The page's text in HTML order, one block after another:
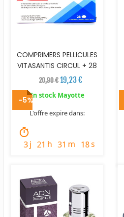
COMPRIMERS PELLICULES
VITASANTIS CIRCUL + 28
20,90 €19,23 €
En stock Mayotte
L'offre expire dans:
timer
3j 21 h 31 m 17s
-5%